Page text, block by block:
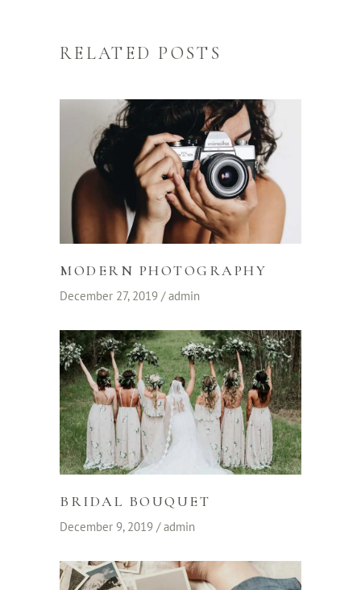
RELATED POSTS
MODERN PHOTOGRAPHY
December 27, 2019 admin
BRIDAL BOUQUET
December 9, 2019 admin